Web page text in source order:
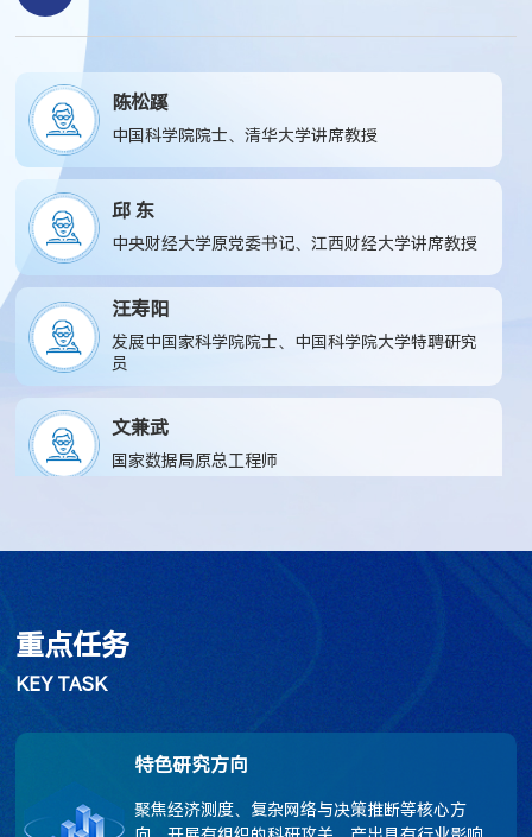
陈松蹊
中国科学院院士、清华大学讲席教授
邱 东
中央财经大学原党委书记、江西财经大学讲席教授
汪寿阳
发展中国家科学院院士、中国科学院大学特聘研究
员
文兼武
国家数据局原总工程师
洪永淼
世界计量经济学会会士、中国科学院大学经济与管
曾 勇
重点任务
KEY TASK
特色研究方向
​聚焦经济测度、复杂网络与决策推断等核心方